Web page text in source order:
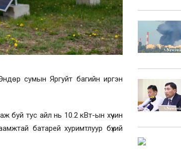
сумын Яргуйт багийн иргэн
буй тус айл нь 10.2 кВт-ын хүчин
батарей хуримтлуур бүхий